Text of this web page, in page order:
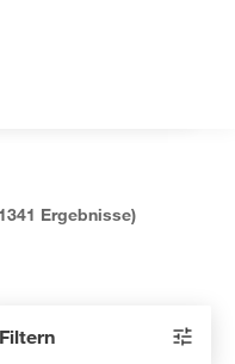
1341 Ergebnisse)
Filtern